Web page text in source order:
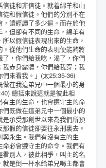
徒和非信徒。就着綿羊和山
和假信徒。他們的分別不在
讀經讀了多少遍。而在於他
但卻有不同的生命，綿羊有
以假信徒表現出來的生命，
從他們生命的表現便能夠將
，你們給我吃，渴了，你們
赤身露體，你們給我穿；我
來看我。」(太25:35-36)
做在我這弟兄中一個最小的身
總括來說這就是彼此相
主的生命，也會遵守主的命
既做在這弟兄中一個最小的
承受那創世以來為我們所預
假的信徒卻要往永刑裏去。
永生。我們有沒有主的生
必會遵守主的命令。我們有
別人，彼此相爭，叫主的名
是倒一杯水給弟兄喝主都會